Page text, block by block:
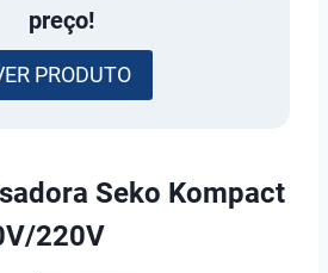
preço!
PRODUTO
Seko Kompact
220V